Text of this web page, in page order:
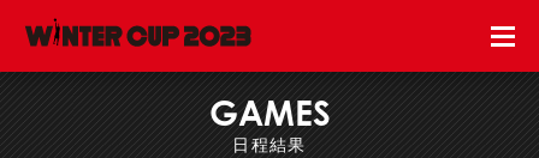
GAMES
日程結果